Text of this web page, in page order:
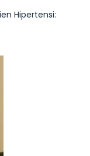
Hipertensi: